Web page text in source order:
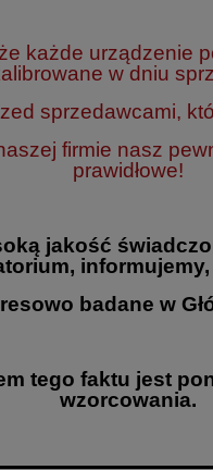
każde urządzenie
w dniu
sprzedawcami,
firmie nasz
prawidłowe!
jakość
badane w
tego faktu jest
wzorcowania.